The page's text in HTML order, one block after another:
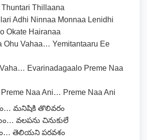
Thillaana
Adhi Ninnaa Monnaa Lenidhi
Okate Hairanaa
Ohu Vahaa… Yemitantaaru Ee
Evarinadagaalo Preme Naa
Preme Naa Ani… Preme Naa Ani
మనిషికి తొలివరం
వలపను చినుకులే
తెలియని పరవశం